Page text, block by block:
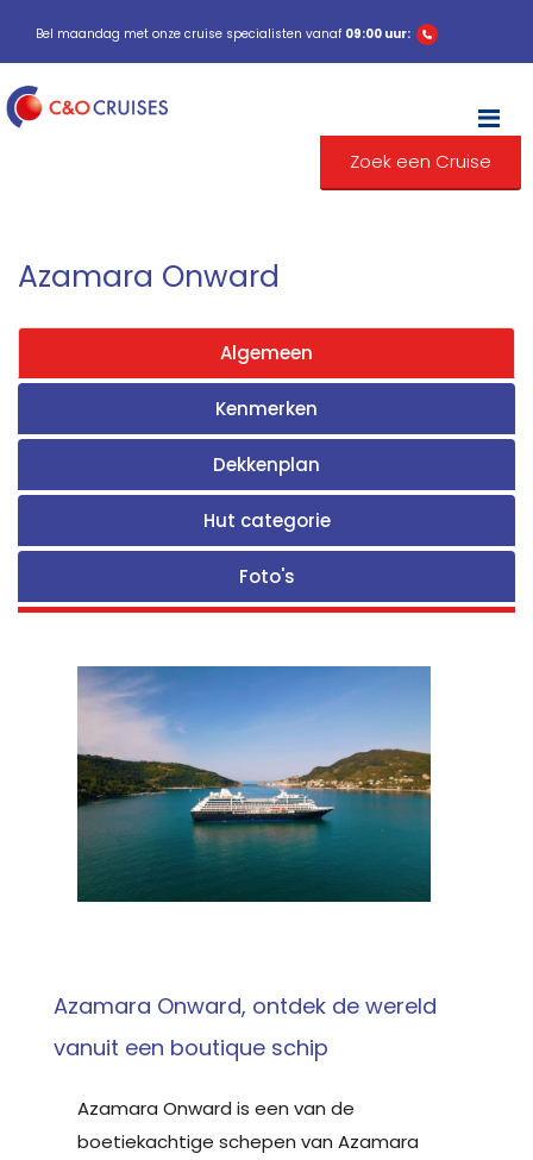
Bel maandag met onze cruise specialisten vanaf 09:00 uur:
Zoek een Cruise
Azamara Onward
Algemeen
Kenmerken
Dekkenplan
Hut categorie
Foto's
Azamara Onward, ontdek de wereld
vanuit een boutique schip
Azamara Onward is een van de
boetiekachtige schepen van Azamara